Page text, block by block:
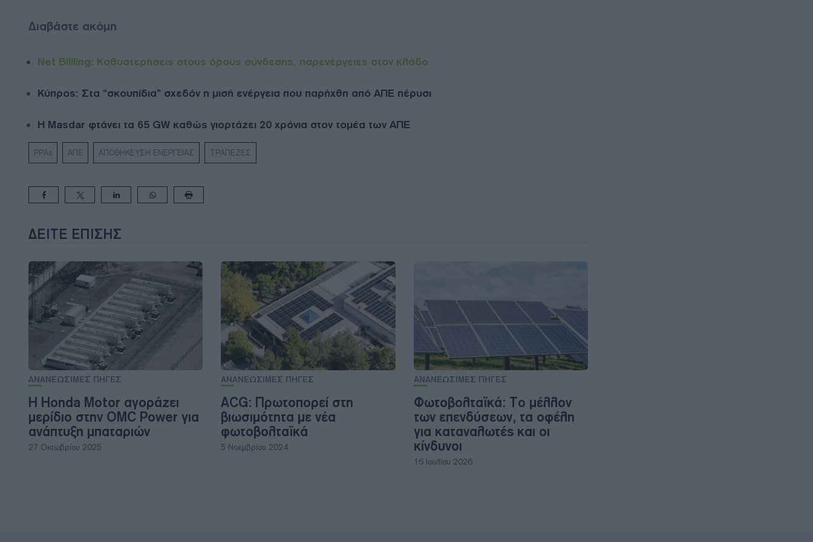
Διαβάστε ακόμη
Net Billling: Καθυστερήσεις στους όρους σύνδεσης, παρενέργειες στον κλάδο
Κύπρος: Στα “σκουπίδια” σχεδόν η μισή ενέργεια που παρήχθη από ΑΠΕ πέρυσι
Η Masdar φτάνει τα 65 GW καθώς γιορτάζει 20 χρόνια στον τομέα των ΑΠΕ
PPAs ΑΠΕ ΑΠΟΘΗΚΕΥΣΗ ΕΝΕΡΓΕΙΑΣ ΤΡΑΠΕΖΕΣ
ΔΕΊΤΕ ΕΠΊΣΗΣ
ΑΝΑΝΕΩΣΙΜΕΣ ΠΗΓΕΣ
Η Honda Motor αγοράζει
μερίδιο στην OMC Power για
ανάπτυξη μπαταριών
27 Οκτωβρίου 2025
ΑΝΑΝΕΩΣΙΜΕΣ ΠΗΓΕΣ
ACG: Πρωτοπορεί στη
βιωσιμότητα με νέα
φωτοβολταϊκά
5 Νοεμβρίου 2024
ΑΝΑΝΕΩΣΙΜΕΣ ΠΗΓΕΣ
Φωτοβολταϊκά: To μέλλον
των επενδύσεων, τα οφέλη
για καταναλωτές και οι
κίνδυνοι
16 Ιουλίου 2026